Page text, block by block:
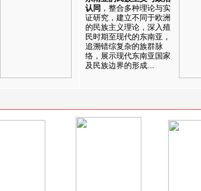
认同 ，整合多种理论与实
证研究，建立不同于欧洲
的民族主义理论，深入殖
民时期至现代的东南亚，
追溯错综复杂的族群脉
络，展示现代东南亚国家
及民族边界的形成...